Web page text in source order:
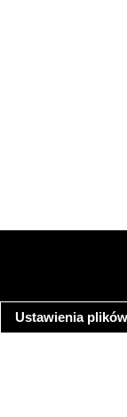
Ustawienia